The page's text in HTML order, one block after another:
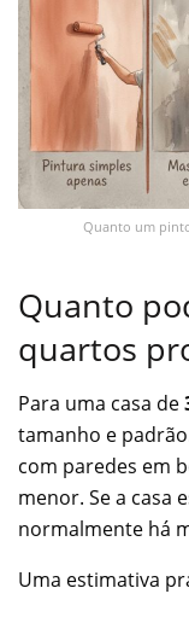
Quanto um
Quanto
quartos
Para uma casa de
tamanho e
com paredes em
menor. Se a casa
normalmente há
Uma estimativa